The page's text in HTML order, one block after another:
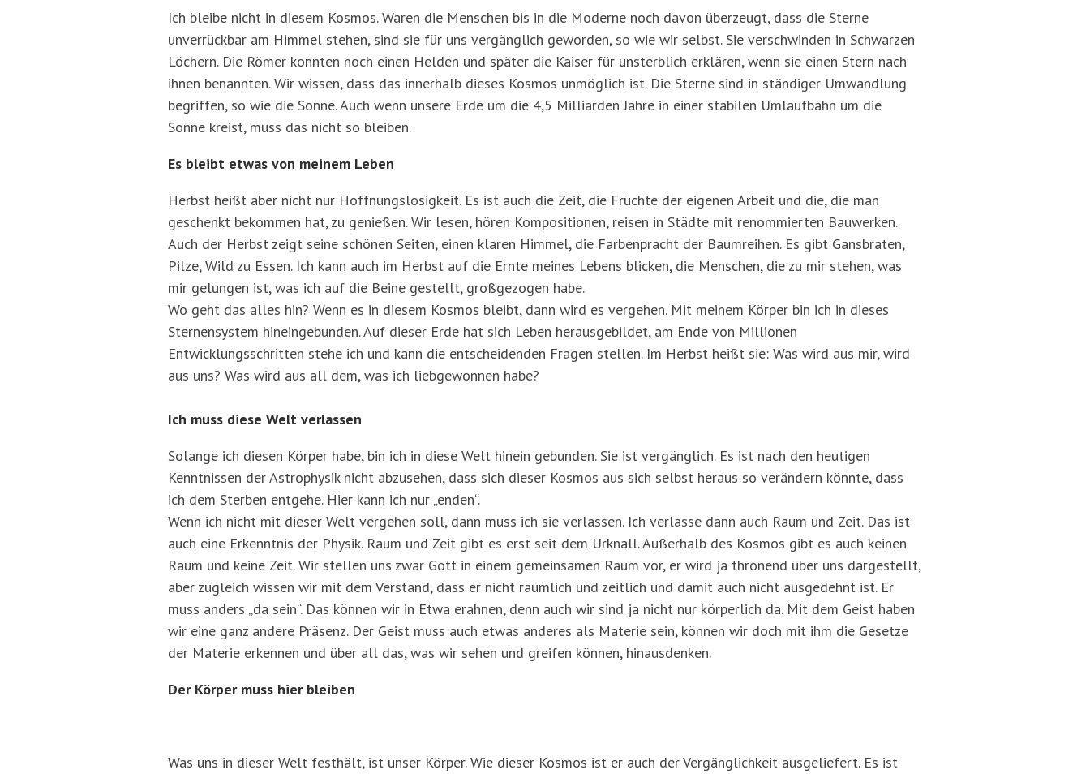
Ich bleibe nicht in diesem Kosmos. Waren die Menschen bis in die Moderne noch davon überzeugt, dass die Sterne
unverrückbar am Himmel stehen, sind sie für uns vergänglich geworden, so wie wir selbst. Sie verschwinden in Schwarzen
Löchern. Die Römer konnten noch einen Helden und später die Kaiser für unsterblich erklären, wenn sie einen Stern nach
ihnen benannten. Wir wissen, dass das innerhalb dieses Kosmos unmöglich ist. Die Sterne sind in ständiger Umwandlung
begriffen, so wie die Sonne. Auch wenn unsere Erde um die 4,5 Milliarden Jahre in einer stabilen Umlaufbahn um die
Sonne kreist, muss das nicht so bleiben.
Es bleibt etwas von meinem Leben
Herbst heißt aber nicht nur Hoffnungslosigkeit. Es ist auch die Zeit, die Früchte der eigenen Arbeit und die, die man
geschenkt bekommen hat, zu genießen. Wir lesen, hören Kompositionen, reisen in Städte mit renommierten Bauwerken.
Auch der Herbst zeigt seine schönen Seiten, einen klaren Himmel, die Farbenpracht der Baumreihen. Es gibt Gansbraten,
Pilze, Wild zu Essen. Ich kann auch im Herbst auf die Ernte meines Lebens blicken, die Menschen, die zu mir stehen, was
mir gelungen ist, was ich auf die Beine gestellt, großgezogen habe.
Wo geht das alles hin? Wenn es in diesem Kosmos bleibt, dann wird es vergehen. Mit meinem Körper bin ich in dieses
Sternensystem hineingebunden. Auf dieser Erde hat sich Leben herausgebildet, am Ende von Millionen
Entwicklungsschritten stehe ich und kann die entscheidenden Fragen stellen. Im Herbst heißt sie: Was wird aus mir, wird
aus uns? Was wird aus all dem, was ich liebgewonnen habe?
Ich muss diese Welt verlassen
Solange ich diesen Körper habe, bin ich in diese Welt hinein gebunden. Sie ist vergänglich. Es ist nach den heutigen
Kenntnissen der Astrophysik nicht abzusehen, dass sich dieser Kosmos aus sich selbst heraus so verändern könnte, dass
ich dem Sterben entgehe. Hier kann ich nur „enden“.
Wenn ich nicht mit dieser Welt vergehen soll, dann muss ich sie verlassen. Ich verlasse dann auch Raum und Zeit. Das ist
auch eine Erkenntnis der Physik. Raum und Zeit gibt es erst seit dem Urknall. Außerhalb des Kosmos gibt es auch keinen
Raum und keine Zeit. Wir stellen uns zwar Gott in einem gemeinsamen Raum vor, er wird ja thronend über uns dargestellt,
aber zugleich wissen wir mit dem Verstand, dass er nicht räumlich und zeitlich und damit auch nicht ausgedehnt ist. Er
muss anders „da sein“. Das können wir in Etwa erahnen, denn auch wir sind ja nicht nur körperlich da. Mit dem Geist haben
wir eine ganz andere Präsenz. Der Geist muss auch etwas anderes als Materie sein, können wir doch mit ihm die Gesetze
der Materie erkennen und über all das, was wir sehen und greifen können, hinausdenken.
Der Körper muss hier bleiben
Was uns in dieser Welt festhält, ist unser Körper. Wie dieser Kosmos ist er auch der Vergänglichkeit ausgeliefert. Es ist